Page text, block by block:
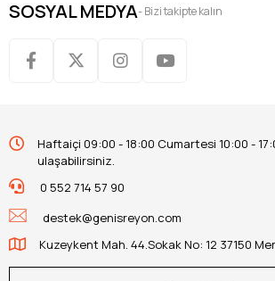
SOSYAL MEDYA- Bizi takipte kalın
Haftaiçi 09:00 - 18:00 Cumartesi 10:00 -
ulaşabilirsiniz.
0 552 714 57 90
destek@genisreyon.com
Kuzeykent Mah. 44.Sokak No: 12 37150